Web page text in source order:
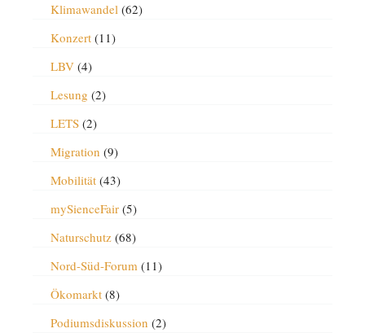
Klimawandel(62)
Konzert(11)
LBV(4)
Lesung (2)
LETS(2)
Migration (9)
Mobilität(43)
mySienceFair(5)
Naturschutz(68)
Nord-Süd-Forum(11)
Ökomarkt(8)
Podiumsdiskussion (2)